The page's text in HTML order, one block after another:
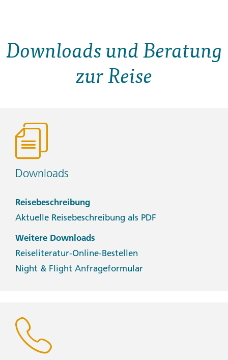
Downloads und Beratung
zur Reise
Downloads
Reisebeschreibung
Aktuelle Reisebeschreibung als PDF
Weitere Downloads
Reiseliteratur-Online-Bestellen
Night & Flight Anfrageformular